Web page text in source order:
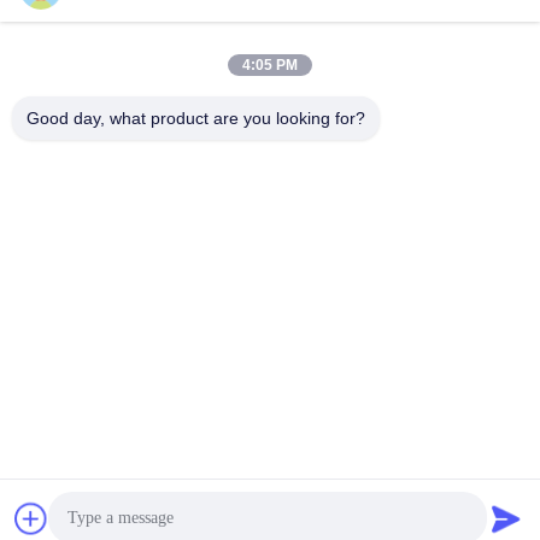
4:05 PM
Good day, what product are you looking for?